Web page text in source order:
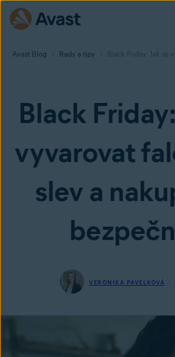
Avast Blog Rady a tipy Black Friday: Jak se
Black
vyvarovat
slev a
VERONIKA PAVELKOVÁ